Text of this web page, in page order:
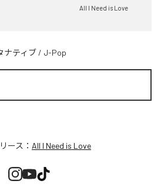
All I Need is Love
ナティブ / J-Pop
ース： All I Need is Love